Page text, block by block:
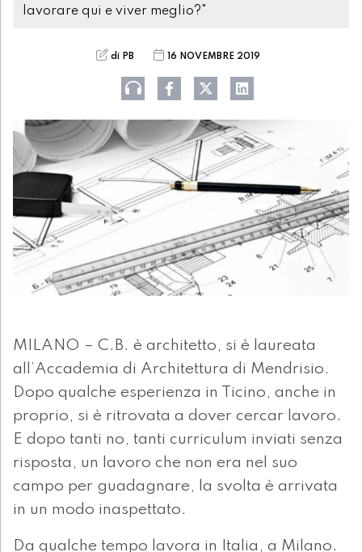
lavorare qui e viver meglio?"
di PB 16 NOVEMBRE 2019
MILANO – C.B. è architetto, si è laureata
all’Accademia di Architettura di Mendrisio.
Dopo qualche esperienza in Ticino, anche in
proprio, si è ritrovata a dover cercar lavoro.
E dopo tanti no, tanti curriculum inviati senza
risposta, un lavoro che non era nel suo
campo per guadagnare, la svolta è arrivata
in un modo inaspettato.
Da qualche tempo lavora in Italia, a Milano.